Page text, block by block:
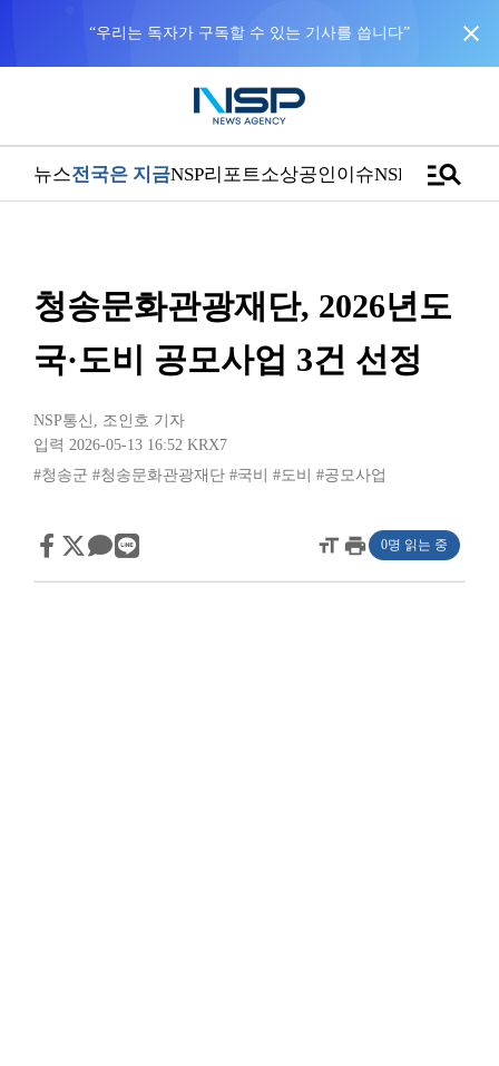
NSP통신을 구글 선호 매체로 추가 바로가기 close
뉴스전국은 지금NSP리포트소상공인이슈NSPTVmanage_search
청송문화관광재단, 2026년도
국·도비 공모사업 3건 선정
NSP통신 , 조인호 기자
입력 2026-05-13 16:52 KRX7
#청송군 #청송문화관광재단 #국비 #도비 #공모사업
format_sizeprint 0명 읽는 중